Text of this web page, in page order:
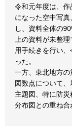
令和元年度は、
になった空中写
し、資料全体の
上の資料が未整
用手続きを行い
った。
一方、東北地方
図数点について、
主題図、特に防
分布図との重ね合